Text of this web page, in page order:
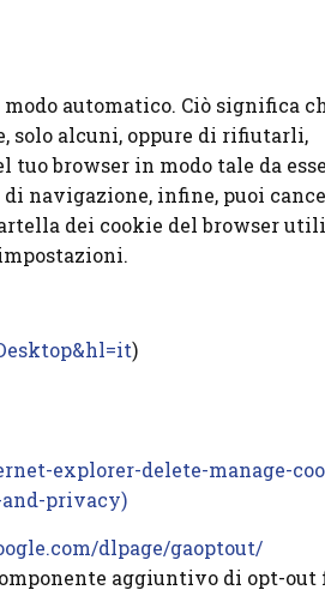
automatico. Ciò significa
solo alcuni, oppure di rifiutarli,
browser in modo tale da
navigazione, infine, puoi
dei cookie del browser
)
explorer-delete-manage-
privacy)
dlpage/gaoptout/
aggiuntivo di opt-out